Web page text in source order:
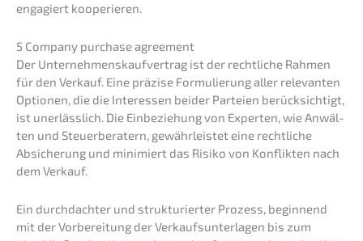
engagiert kooperieren.
5 Compa­ny purcha­se agreement
Der Unter­neh­mens­kauf­ver­trag ist der recht­li­che Rahmen
für den Verkauf. Eine präzi­se Formu­lie­rung aller relevan­ten
Optio­nen, die die Inter­es­sen beider Partei­en berück­sich­tigt,
ist unerläss­lich. Die Einbe­zie­hung von Exper­ten, wie Anwäl­
ten und Steuer­be­ra­tern, gewähr­leis­tet eine recht­li­che
Absiche­rung und minimiert das Risiko von Konflik­ten nach
dem Verkauf.
Ein durch­dach­ter und struk­tu­rier­ter Prozess, begin­nend
mit der Vorbe­rei­tung der Verkaufs­un­ter­la­gen bis zum